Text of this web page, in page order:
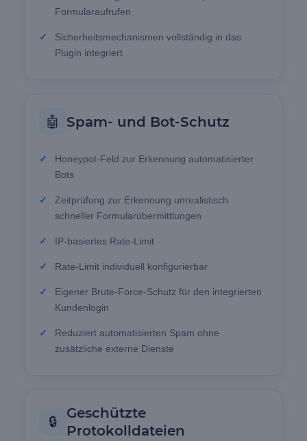
Formularaufrufen
Sicherheitsmechanismen vollständig in das
Plugin integriert
🤖 Spam- und Bot-Schutz
Honeypot-Feld zur Erkennung automatisierter
Bots
Zeitprüfung zur Erkennung unrealistisch
schneller Formularübermittlungen
IP-basiertes Rate-Limit
Rate-Limit individuell konfigurierbar
Eigener Brute-Force-Schutz für den integrierten
Kundenlogin
Reduziert automatisierten Spam ohne
zusätzliche externe Dienste
🔒
Geschützte
Protokolldateien